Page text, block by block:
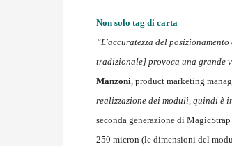
Non solo tag di carta
“L'accuratezza del
tradizionale] provoca una grande
Manzoni, product marketing
realizzazione dei moduli, quindi è
seconda generazione di
250 micron (le dimensioni del